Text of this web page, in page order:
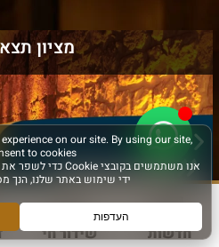
מציון
חדשות שידור חי